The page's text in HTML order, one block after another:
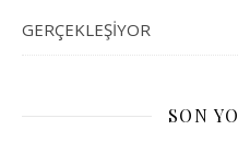
GERÇEKLEŞİYOR
SON